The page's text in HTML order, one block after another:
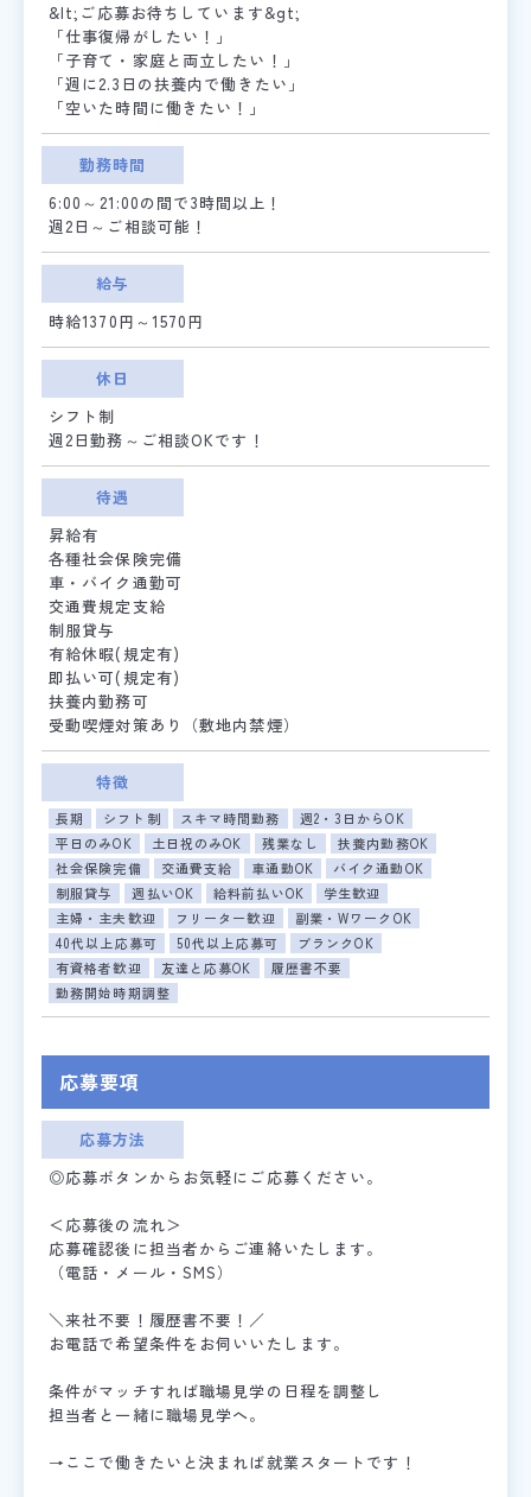
&lt;ご応募お待ちしています&gt;
「仕事復帰がしたい！」
「子育て・家庭と両立したい！」
「週に2.3日の扶養内で働きたい」
「空いた時間に働きたい！」
勤務時間
6:00～21:00の間で3時間以上！
週2日～ご相談可能！
給与
時給1370円～1570円
休日
シフト制
週2日勤務～ご相談OKです！
待遇
昇給有
各種社会保険完備
車・バイク通勤可
交通費規定支給
制服貸与
有給休暇(規定有)
即払い可(規定有)
扶養内勤務可
受動喫煙対策あり（敷地内禁煙）
特徴
長期 シフト制 スキマ時間勤務
週2・3日からOK
平日のみOK
土日祝のみOK 残業なし
扶養内勤務OK
社会保険完備
交通費支給 車通勤OK
バイク通勤OK
制服貸与
週払いOK 給料前払いOK
学生歓迎
主婦・主夫歓迎
フリーター歓迎
副業・WワークOK
40代以上応募可
50代以上応募可
ブランクOK
有資格者歓迎
友達と応募OK
履歴書不要
勤務開始時期調整
応募要項
応募方法
◎応募ボタンからお気軽にご応募ください。
＜応募後の流れ＞
応募確認後に担当者からご連絡いたします。
（電話・メール・SMS）
＼来社不要！履歴書不要！／
お電話で希望条件をお伺いいたします。
条件がマッチすれば職場見学の日程を調整し
担当者と一緒に職場見学へ。
→ここで働きたいと決まれば就業スタートです！